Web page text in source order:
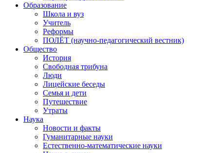
Образование
Школа и вуз
Учитель
Реформы
ПОЛЁТ (научно-педагогический вестник)
Общество
История
Свободная трибуна
Люди
Лицейские беседы
Семья и дети
Путешествие
Утраты
Наука
Новости и факты
Гуманитарные науки
Естественно-математические науки